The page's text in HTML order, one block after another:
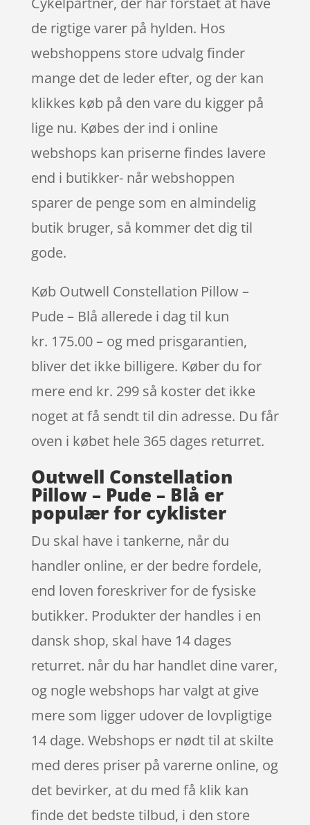
de rigtige varer på hylden. Hos
webshoppens store udvalg finder
mange det de leder efter, og der kan
klikkes køb på den vare du kigger på
lige nu. Købes der ind i online
webshops kan priserne findes lavere
end i butikker- når webshoppen
sparer de penge som en almindelig
butik bruger, så kommer det dig til
gode.
Køb Outwell Constellation Pillow –
Pude – Blå allerede i dag til kun
kr. 175.00 – og med prisgarantien,
bliver det ikke billigere. Køber du for
mere end kr. 299 så koster det ikke
noget at få sendt til din adresse. Du får
oven i købet hele 365 dages returret.
Outwell Constellation
Pillow – Pude – Blå er
populær for cyklister
Du skal have i tankerne, når du
handler online, er der bedre fordele,
end loven foreskriver for de fysiske
butikker. Produkter der handles i en
dansk shop, skal have 14 dages
returret. når du har handlet dine varer,
og nogle webshops har valgt at give
mere som ligger udover de lovpligtige
14 dage. Webshops er nødt til at skilte
med deres priser på varerne online, og
det bevirker, at du med få klik kan
finde det bedste tilbud, i den store